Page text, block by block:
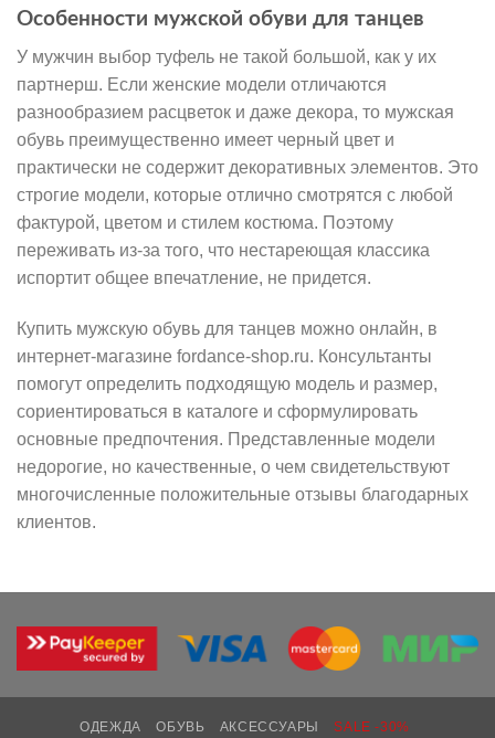
Особенности мужской обуви для танцев
У мужчин выбор туфель не такой большой, как у их
партнерш. Если женские модели отличаются
разнообразием расцветок и даже декора, то мужская
обувь преимущественно имеет черный цвет и
практически не содержит декоративных элементов. Это
строгие модели, которые отлично смотрятся с любой
фактурой, цветом и стилем костюма. Поэтому
переживать из-за того, что нестареющая классика
испортит общее впечатление, не придется.
Купить мужскую обувь для танцев можно онлайн, в
интернет-магазине fordance-shop.ru. Консультанты
помогут определить подходящую модель и размер,
сориентироваться в каталоге и сформулировать
основные предпочтения. Представленные модели
недорогие, но качественные, о чем свидетельствуют
многочисленные положительные отзывы благодарных
клиентов.
ОДЕЖДА ОБУВЬ АКСЕССУАРЫ SALE -30%